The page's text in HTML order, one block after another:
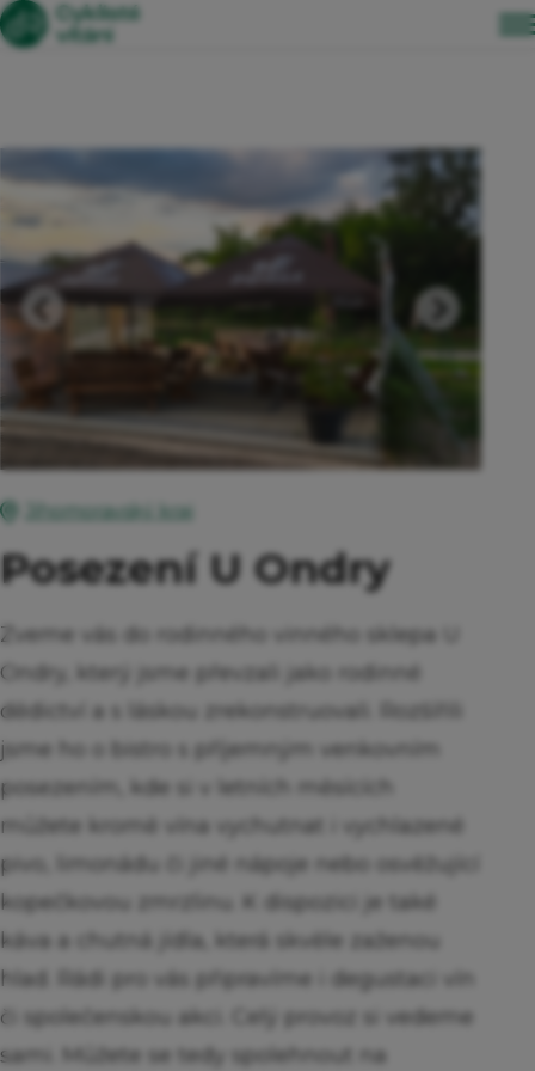
Jihomoravský kraj
Posezení U Ondry
Zveme vás do rodinného vinného sklepa U
Ondry, který jsme převzali jako rodinné
dědictví a s láskou zrekonstruovali. Rozšířili
jsme ho o bistro s příjemným venkovním
posezením, kde si v letních měsících
můžete kromě vína vychutnat i vychlazené
pivo, limonádu či jiné nápoje nebo osvěžující
kopečkovou zmrzlinu. K dispozici je také
káva a chutná jídla, která skvěle zaženou
hlad. Rádi pro vás připravíme i degustaci vín
či společenskou akci. Celý provoz si vedeme
sami. Můžete se tedy spolehnout na